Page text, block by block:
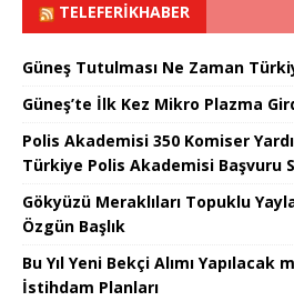
TELEFERIKHABER
Güneş Tutulması Ne Zaman
Güneş’te İlk Kez Mikro Plazma
Polis Akademisi 350 Komiser
Türkiye Polis Akademisi Başvuru
Gökyüzü Meraklıları Topuklu
Özgün Başlık
Bu Yıl Yeni Bekçi Alımı Yapılacak
İstihdam Planları